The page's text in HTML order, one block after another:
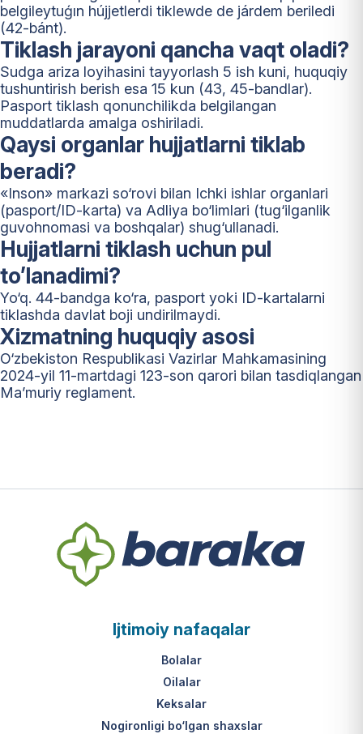
belgileytuǵın hújjetlerdi tiklewde de járdem beriledi
(42-bánt).
Tiklash jarayoni qancha vaqt oladi?
Sudga ariza loyihasini tayyorlash 5 ish kuni, huquqiy
tushuntirish berish esa 15 kun (43, 45-bandlar).
Pasport tiklash qonunchilikda belgilangan
muddatlarda amalga oshiriladi.
Qaysi organlar hujjatlarni tiklab
beradi?
«Inson» markazi so‘rovi bilan Ichki ishlar organlari
(pasport/ID-karta) va Adliya bo‘limlari (tug‘ilganlik
guvohnomasi va boshqalar) shug‘ullanadi.
Hujjatlarni tiklash uchun pul
to’lanadimi?
Yo‘q. 44-bandga ko‘ra, pasport yoki ID-kartalarni
tiklashda davlat boji undirilmaydi.
Xizmatning huquqiy asosi
O‘zbekiston Respublikasi Vazirlar Mahkamasining
2024-yil 11-martdagi 123-son qarori bilan tasdiqlangan
Ma’muriy reglament.
Ijtimoiy nafaqalar
Bolalar
Oilalar
Keksalar
Nogironligi bo‘lgan shaxslar